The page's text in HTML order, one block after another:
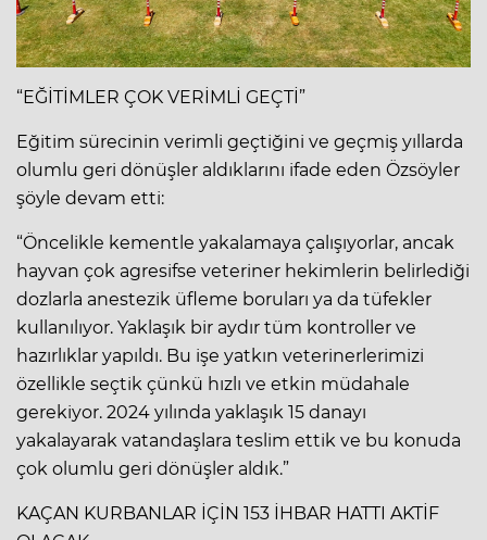
“EĞİTİMLER ÇOK VERİMLİ GEÇTİ”
Eğitim sürecinin verimli geçtiğini ve geçmiş yıllarda
olumlu geri dönüşler aldıklarını ifade eden Özsöyler
şöyle devam etti:
“Öncelikle kementle yakalamaya çalışıyorlar, ancak
hayvan çok agresifse veteriner hekimlerin belirlediği
dozlarla anestezik üfleme boruları ya da tüfekler
kullanılıyor. Yaklaşık bir aydır tüm kontroller ve
hazırlıklar yapıldı. Bu işe yatkın veterinerlerimizi
özellikle seçtik çünkü hızlı ve etkin müdahale
gerekiyor. 2024 yılında yaklaşık 15 danayı
yakalayarak vatandaşlara teslim ettik ve bu konuda
çok olumlu geri dönüşler aldık.”
KAÇAN KURBANLAR İÇİN 153 İHBAR HATTI AKTİF